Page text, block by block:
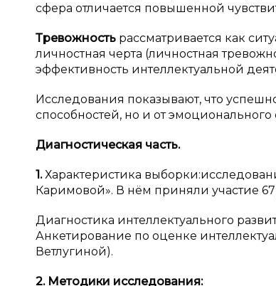
сфера отличается повышенной
Тревожность рассматривается как
личностная черта (личностная
эффективность интеллектуальной
Исследования показывают, что
способностей, но и от
Диагностическая часть.
1.Характеристика
Каримовой». В нём приняли участие 67
Диагностика интеллектуального
Анкетирование по оценке
Ветлугиной).
2. Методики исследования: